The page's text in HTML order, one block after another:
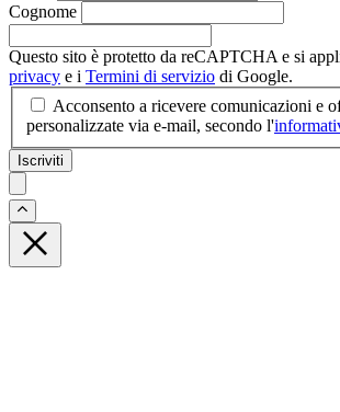
Cognome
Questo sito è protetto da reCAPTCHA e si
privacy e i Termini di servizio di Google.
Acconsento a ricevere comunicazioni e
personalizzate via e-mail, secondo l'
Iscriviti